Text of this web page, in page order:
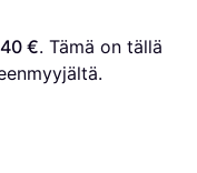
€. Tämä on tällä